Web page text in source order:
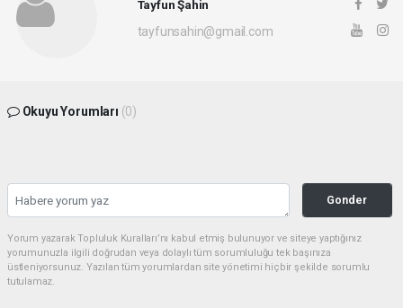
Tayfun Şahin
tayfunsahin@gmail.com
Okuyu Yorumları (0)
Gonder
Yorum yazarak Topluluk Kuralları’nı kabul etmiş bulunuyor ve siteye yaptığınız
yorumunuzla ilgili doğrudan veya dolaylı tüm sorumluluğu tek başınıza
üstleniyorsunuz. Yazılan tüm yorumlardan site yönetimi hiçbir şekilde sorumlu
tutulamaz.